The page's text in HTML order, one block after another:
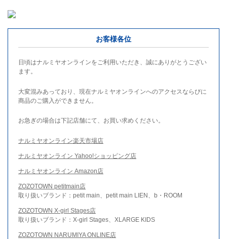
お客様各位
日頃はナルミヤオンラインをご利用いただき、誠にありがとうござい
ます。
大変混みあっており、現在ナルミヤオンラインへのアクセスならびに
商品のご購入ができません。
お急ぎの場合は下記店舗にて、お買い求めください。
ナルミヤオンライン楽天市場店
ナルミヤオンライン Yahoo!ショッピング店
ナルミヤオンライン Amazon店
ZOZOTOWN petitmain店
取り扱いブランド：petit main、petit main LIEN、b・ROOM
ZOZOTOWN X-girl Stages店
取り扱いブランド：X-girl Stages、XLARGE KIDS
ZOZOTOWN NARUMIYA ONLINE店